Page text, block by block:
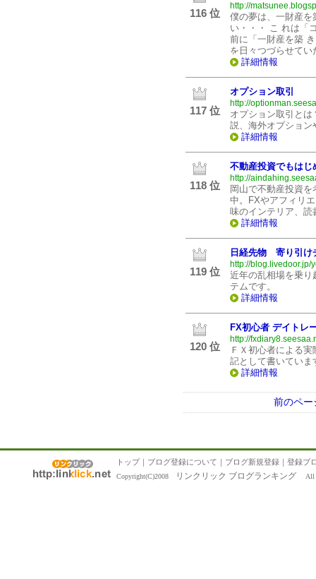
116 位
http://
僕の夢は、一財産
い・・・ こ れは「
前に「一財産を築
を日々つづらせてい
詳細情報
117 位
オプション取引
http://
オプション取引と
説、海外オプション
詳細情報
118 位
不動産投資でもは
http://
岡山で不動産投資
中。FXやアフィリ
味のインテリア、読
詳細情報
119 位
日経先物 寄り引け
http://blog.livedoor.jp/
近年の乱相場を乗り
テムです。
詳細情報
120 位
FX初心者 デイトレ
http://
ＦＸ初心者による
記として書いていま
詳細情報
前のペー
トップ｜ ブログ登録について ｜ ブログ新規登録 ｜ 登録ブ
Copyright(C)2008 リンクリック ブログランキング All